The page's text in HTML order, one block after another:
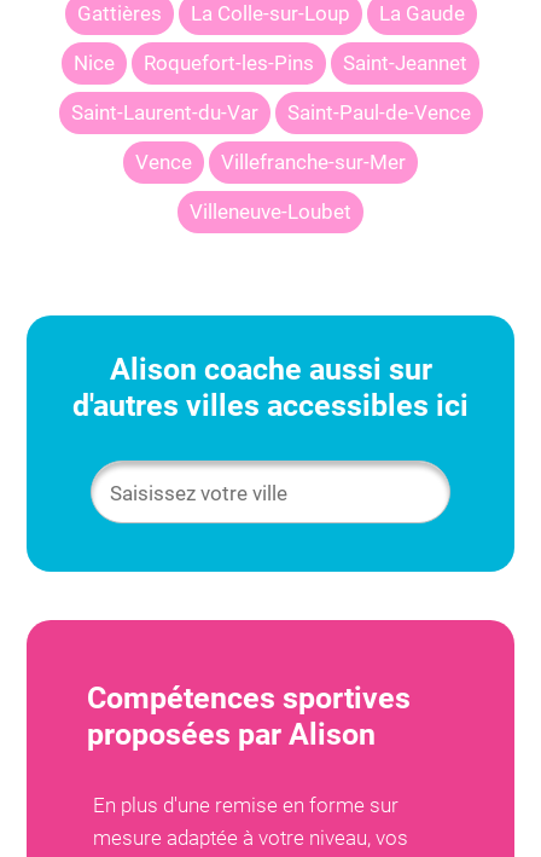
Gattières La Colle-sur-Loup La Gaude
Nice Roquefort-les-Pins Saint-Jeannet
Saint-Laurent-du-Var Saint-Paul-de-Vence
Vence Villefranche-sur-Mer
Villeneuve-Loubet
Alison coache aussi sur
d'autres villes accessibles ici
Compétences sportives
proposées parAlison
En plus d'une remise en forme sur
mesure adaptée à votre niveau, vos